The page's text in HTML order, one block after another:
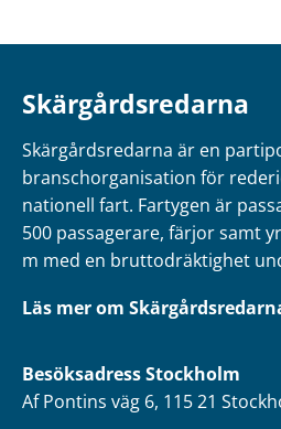
Skärgårdsredarna
Skärgårdsredarna är en
branschorganisation för
nationell fart. Fartygen är
500 passagerare, färjor samt
m med en bruttodräktighet
Läs mer om
BesöksadressStockholm
Af Pontins väg 6, 115 21